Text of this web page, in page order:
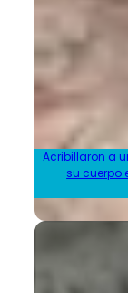
Acribillaron a
su cuerpo